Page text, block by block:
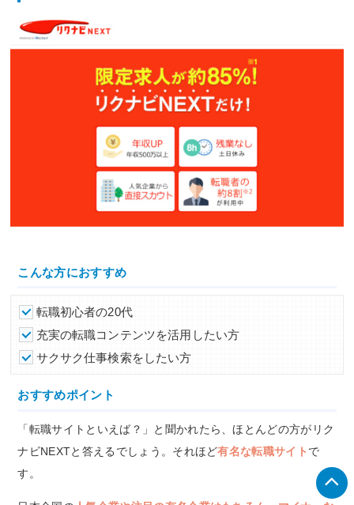
こんな方におすすめ
転職初心者の20代
充実の転職コンテンツを活用したい方
サクサク仕事検索をしたい方
おすすめポイント
「転職サイトといえば？」と聞かれたら、ほとんどの方がリク
ナビNEXTと答えるでしょう。それほど有名な転職サイト で
す。